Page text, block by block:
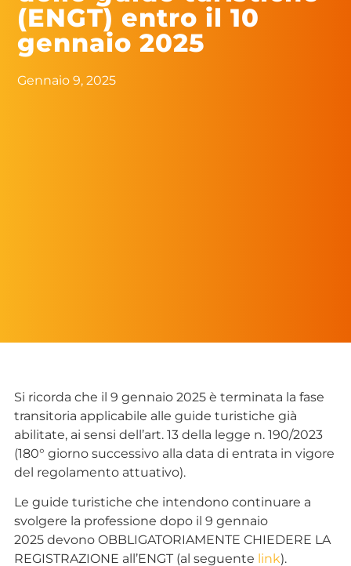
(ENGT) entro il 10
gennaio 2025
Gennaio 9, 2025
Si ricorda che il 9 gennaio 2025 è terminata la fase
transitoria applicabile alle guide turistiche già
abilitate, ai sensi dell’art. 13 della legge n. 190/2023
(180° giorno successivo alla data di entrata in vigore
del regolamento attuativo).
Le guide turistiche che intendono continuare a
svolgere la professione dopo il 9 gennaio
2025 devono OBBLIGATORIAMENTE CHIEDERE LA
REGISTRAZIONE all’ENGT (al seguente link).